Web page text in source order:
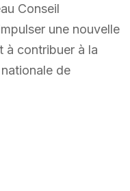
Conseil
une nouvelle
à contribuer à la
de